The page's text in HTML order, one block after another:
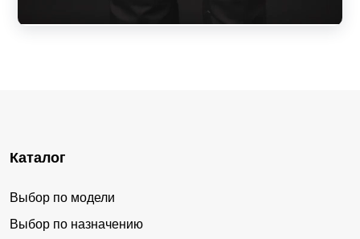
Каталог
Выбор по модели
Выбор по назначению